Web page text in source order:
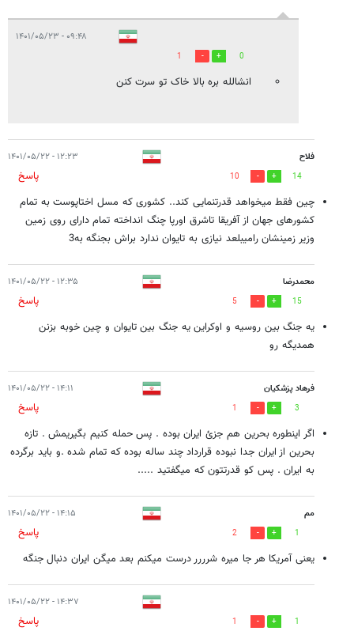
۰۹:۴۸ - ۱۴۰۱/۰۵/۲۳
0
1
انشالله بره بالا خاک تو سرت کنن
فلاح ۱۲:۲۳ - ۱۴۰۱/۰۵/۲۲
14
10
پاسخ
چین فقط میخواهد قدرتنمایی کند.. کشوری که مسل اختاپوست به تمام
کشورهای جهان از آفریقا تاشرق اورپا چنگ انداخته تمام دارای روی زمین
وزیر زمینشان رامیبلعد نیازی به تایوان ندارد براش بجنگه به3
محمدرضا ۱۲:۳۵ - ۱۴۰۱/۰۵/۲۲
15
5
پاسخ
یه جنگ‌ بین‌ روسیه و اوکراین یه جنگ بین تایوان و چین خوبه بزنن
همدیگه رو
فرهاد پزشکیان ۱۴:۱۱ - ۱۴۰۱/۰۵/۲۲
3
1
پاسخ
اگر اینطوره بحرین هم جزئ ایران بوده . پس حمله کنیم بگیریمش . تازه
بحرین از ایران جدا نبوده قرارداد چند ساله بوده که تمام شده .و باید برگرده
به ایران . پس کو قدرتتون که میگفتید .....
مم ۱۴:۱۵ - ۱۴۰۱/۰۵/۲۲
1
2
پاسخ
یعنی آمریکا هر جا میره شرررر درست میکنم بعد میگن ایران دنبال جنگه
۱۴:۳۷ - ۱۴۰۱/۰۵/۲۲
1
1
پاسخ